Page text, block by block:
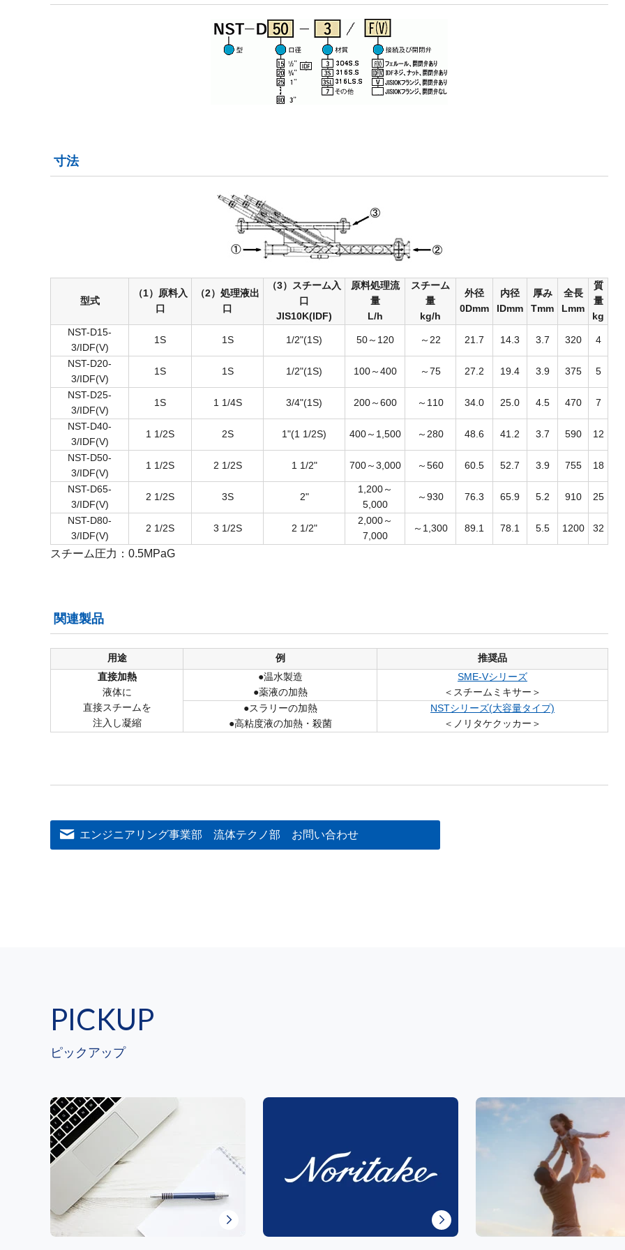
寸法
型式
（1）原料入
口
（2）処理液出
口
（3）スチーム入
口
JIS10K(IDF)
原料処理流
量
L/h
スチーム
量
kg/h
外径
0Dmm
内径
IDmm
厚み
Tmm
全長
Lmm
質
量
kg
NST-D15-
3/IDF(V)
1S 1S 1/2"(1S) 50～120 ～22 21.7 14.3 3.7 320 4
NST-D20-
3/IDF(V)
1S 1S 1/2"(1S) 100～400 ～75 27.2 19.4 3.9 375 5
NST-D25-
3/IDF(V)
1S 1 1/4S 3/4"(1S) 200～600 ～110 34.0 25.0 4.5 470 7
NST-D40-
3/IDF(V)
1 1/2S 2S 1"(1 1/2S) 400～1,500 ～280 48.6 41.2 3.7 590 12
NST-D50-
3/IDF(V)
1 1/2S 2 1/2S 1 1/2" 700～3,000 ～560 60.5 52.7 3.9 755 18
NST-D65-
3/IDF(V)
2 1/2S 3S 2"
1,200～
5,000
～930 76.3 65.9 5.2 910 25
NST-D80-
3/IDF(V)
2 1/2S 3 1/2S 2 1/2"
2,000～
7,000
～1,300 89.1 78.1 5.5 1200 32
スチーム圧力：0.5MPaG
関連製品
用途 例
推奨品
直接加熱
液体に
直接スチームを
注入し凝縮
●温水製造
●薬液の加熱
SME-Vシリーズ
＜スチームミキサー＞
●スラリーの加熱
●高粘度液の加熱・殺菌
NSTシリーズ(大容量タイプ)
＜ノリタケクッカー＞
エンジニアリング事業部 流体テクノ部 お問い合わせ
PICKUP
ピックアップ